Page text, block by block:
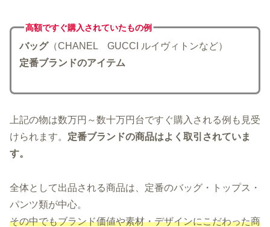
高額ですぐ購入されていたもの例
バッグ（CHANEL GUCCI ルイヴィトンなど）
定番ブランドのアイテム
上記の物は数万円～数十万円台ですぐ購入される例も見受
けられます。 定番ブランドの商品はよく取引されていま
す。
全体として出品される商品は、定番のバッグ・トップス・
パンツ類が中心。
その中でもブランド価値や素材・デザインにこだわった商